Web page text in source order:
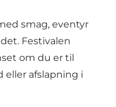
smag, eventyr
Festivalen
om du er til
eller afslapning i